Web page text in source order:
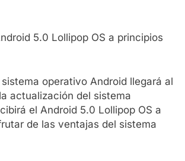
paranormales con binoculares de
de Samsung fabrica un clip de
5.0 Lollipop OS a principios
operativo Android llegará al
actualización del sistema
el Android 5.0 Lollipop OS a
de las ventajas del sistema